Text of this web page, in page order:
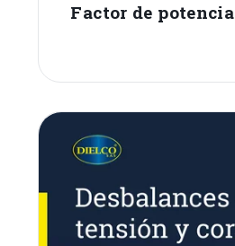
Factor de potencia